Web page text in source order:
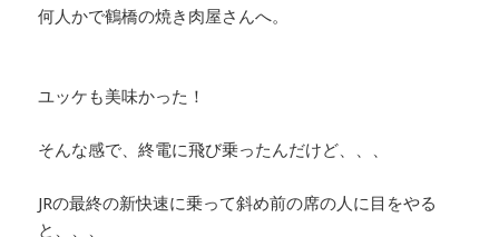
何人かで鶴橋の焼き肉屋さんへ。
ユッケも美味かった！
そんな感で、終電に飛び乗ったんだけど、、、
JRの最終の新快速に乗って斜め前の席の人に目をやる
と、、、